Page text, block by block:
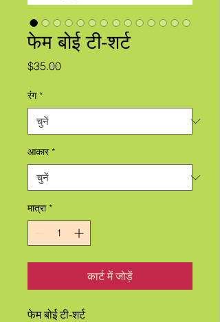
फेम बोई टी-शर्ट
$35.00मूल्य
रंग *
आकार *
मात्रा *
कार्ट में जोड़ें
फेम बोई टी-शर्ट